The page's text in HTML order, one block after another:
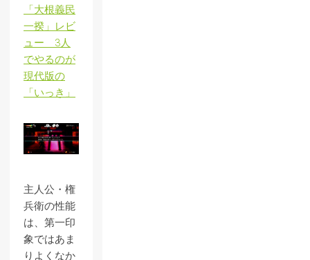
「大根義民
一揆」レビ
ュー 3人
でやるのが
現代版の
「いっき」
主人公・権
兵衛の性能
は、第一印
象ではあま
りよくなか